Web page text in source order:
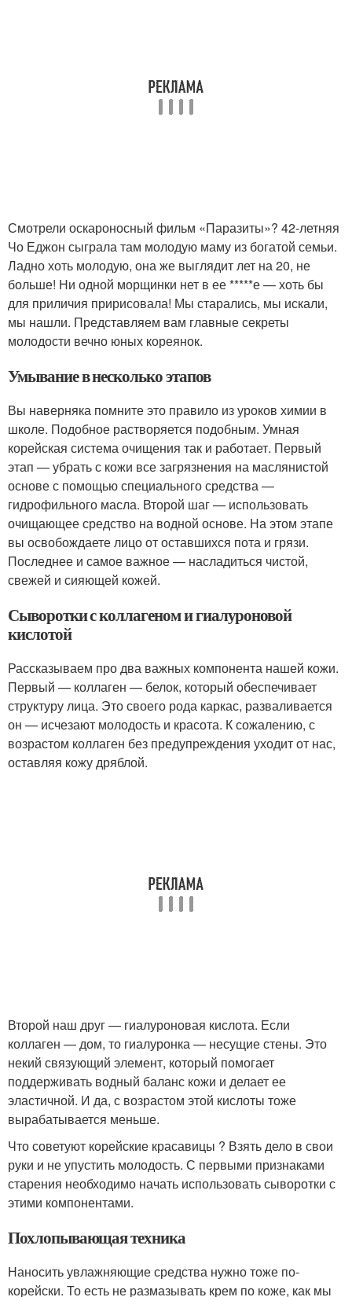
Смотрели оскароносный фильм «Паразиты»? 42-летняя
Чо Еджон сыграла там молодую маму из богатой семьи.
Ладно хоть молодую, она же выглядит лет на 20, не
больше! Ни одной морщинки нет в ее *****е — хоть бы
для приличия пририсовала! Мы старались, мы искали,
мы нашли. Представляем вам главные секреты
молодости вечно юных кореянок.
Умывание в несколько этапов
Вы наверняка помните это правило из уроков химии в
школе. Подобное растворяется подобным. Умная
корейская система очищения так и работает. Первый
этап — убрать с кожи все загрязнения на маслянистой
основе с помощью специального средства —
гидрофильного масла. Второй шаг — использовать
очищающее средство на водной основе. На этом этапе
вы освобождаете лицо от оставшихся пота и грязи.
Последнее и самое важное — насладиться чистой,
свежей и сияющей кожей.
Сыворотки с коллагеном и гиалуроновой
кислотой
Рассказываем про два важных компонента нашей кожи.
Первый — коллаген — белок, который обеспечивает
структуру лица. Это своего рода каркас, разваливается
он — исчезают молодость и красота. К сожалению, с
возрастом коллаген без предупреждения уходит от нас,
оставляя кожу дряблой.
Второй наш друг — гиалуроновая кислота. Если
коллаген — дом, то гиалуронка — несущие стены. Это
некий связующий элемент, который помогает
поддерживать водный баланс кожи и делает ее
эластичной. И да, с возрастом этой кислоты тоже
вырабатывается меньше.
Что советуют корейские красавицы ? Взять дело в свои
руки и не упустить молодость. С первыми признаками
старения необходимо начать использовать сыворотки с
этими компонентами.
Похлопывающая техника
Наносить увлажняющие средства нужно тоже по-
корейски. То есть не размазывать крем по коже, как мы